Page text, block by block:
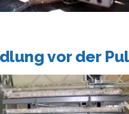
vor der